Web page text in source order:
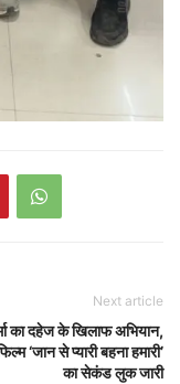
Next article
का दहेज के खिलाफ अभियान,
‘जान से प्यारी बहना हमारी’
का सेकंड लुक जारी